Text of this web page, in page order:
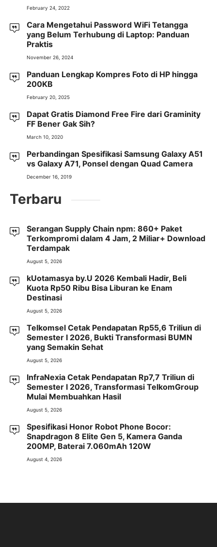
February 24, 2022
Cara Mengetahui Password WiFi Tetangga
yang Belum Terhubung di Laptop: Panduan
Praktis
November 26, 2024
Panduan Lengkap Kompres Foto di HP hingga
200KB
February 20, 2025
Dapat Gratis Diamond Free Fire dari Graminity
FF Bener Gak Sih?
March 10, 2020
Perbandingan Spesifikasi Samsung Galaxy A51
vs Galaxy A71, Ponsel dengan Quad Camera
December 16, 2019
Terbaru
Serangan Supply Chain npm: 860+ Paket
Terkompromi dalam 4 Jam, 2 Miliar+ Download
Terdampak
August 5, 2026
kUotamasya by.U 2026 Kembali Hadir, Beli
Kuota Rp50 Ribu Bisa Liburan ke Enam
Destinasi
August 5, 2026
Telkomsel Cetak Pendapatan Rp55,6 Triliun di
Semester I 2026, Bukti Transformasi BUMN
yang Semakin Sehat
August 5, 2026
InfraNexia Cetak Pendapatan Rp7,7 Triliun di
Semester I 2026, Transformasi TelkomGroup
Mulai Membuahkan Hasil
August 5, 2026
Spesifikasi Honor Robot Phone Bocor:
Snapdragon 8 Elite Gen 5, Kamera Ganda
200MP, Baterai 7.060mAh 120W
August 4, 2026